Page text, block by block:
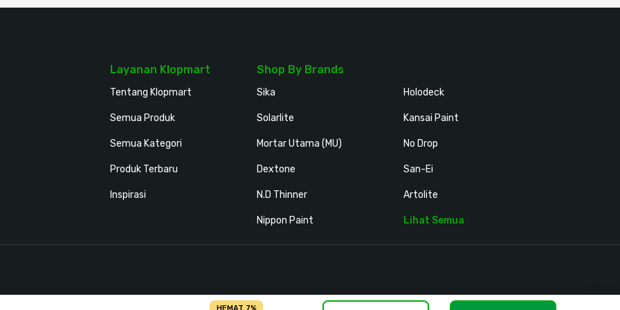
Layanan Klopmart
Tentang Klopmart
Semua Produk
Semua Kategori
Produk Terbaru
Inspirasi
Shop By Brands
Sika
Solarlite
Mortar Utama (MU)
Dextone
N.D Thinner
Nippon Paint
Holodeck
Kansai Paint
No Drop
San-Ei
Artolite
Lihat Semua